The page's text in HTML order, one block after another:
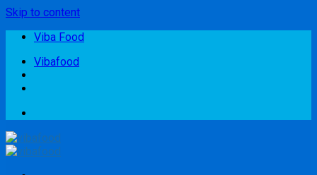
Skip to content
Viba Food
Vibafood